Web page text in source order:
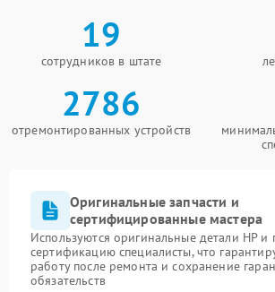
19
сотрудников в штате
2786
отремонтированных устройств
Оригинальные запчасти и
сертифицированные мастера
Используются оригинальные детали HP
сертификацию специалисты, что
работу после ремонта и сохранение
обязательств